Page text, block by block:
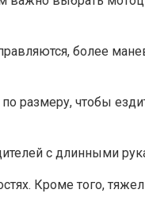
более
размеру, чтобы
с длинными
Кроме того,